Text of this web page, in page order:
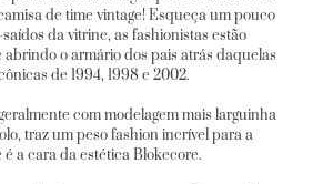
de time vintage! Esqueça um pouco
da vitrine, as fashionistas estão
o armário dos pais atrás daquelas
de 1994, 1998 e 2002.
com modelagem mais larguinha
traz um peso fashion incrível para a
a cara da estética Blokecore.